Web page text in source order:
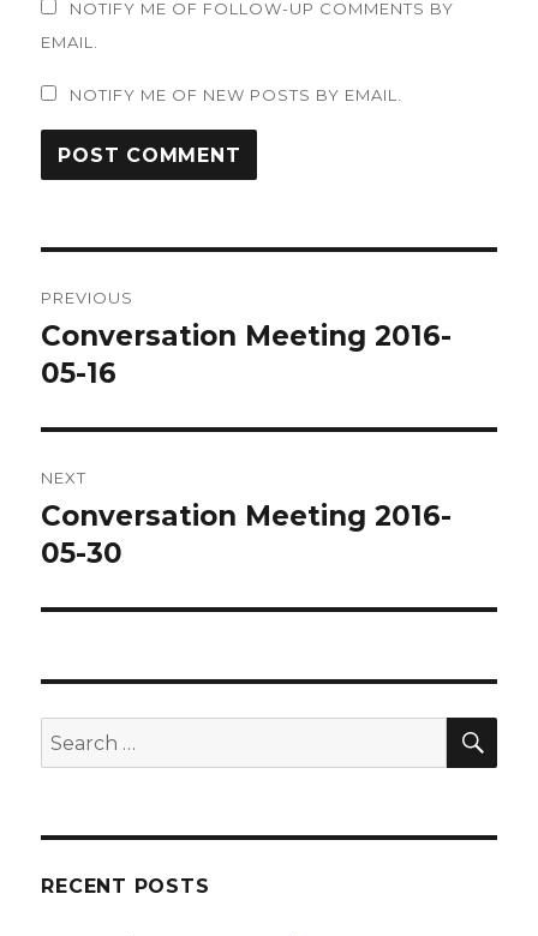
NOTIFY ME OF FOLLOW-UP COMMENTS BY
EMAIL.
NOTIFY ME OF NEW POSTS BY EMAIL.
navigation
PREVIOUS
Previous
post:
Conversation Meeting 2016-
05-16
NEXT
Next
post:
Conversation Meeting 2016-
05-30
Search
for:
RECENT POSTS